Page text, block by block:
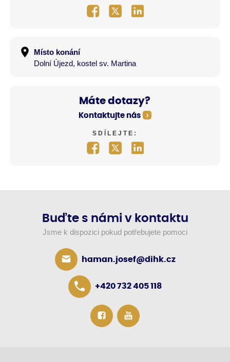
Místo konání
Dolní Újezd, kostel sv. Martina
Máte dotazy?
Kontaktujte nás
SDÍLEJTE:
Buďte s námi v kontaktu
Jsme k dispozici pokud potřebujete pomoci
haman.josef@dihk.cz
+420 732 405 118